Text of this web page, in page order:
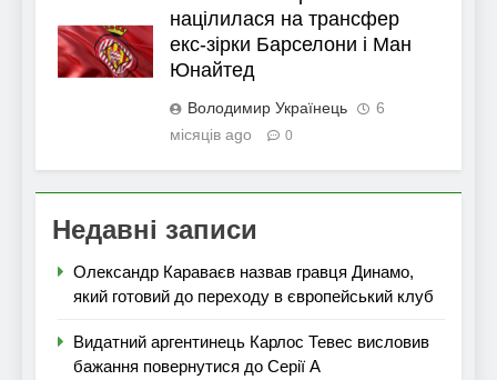
націлилася на трансфер
екс-зірки Барселони і Ман
Юнайтед
Володимир Українець
6
місяців ago
0
Недавні записи
Олександр Караваєв назвав гравця Динамо,
який готовий до переходу в європейський клуб
Видатний аргентинець Карлос Тевес висловив
бажання повернутися до Серії А